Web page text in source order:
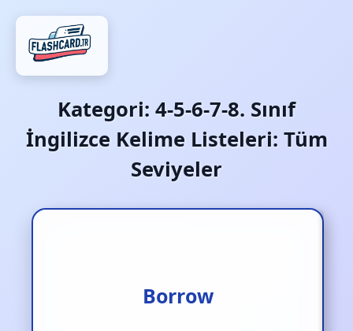
Kategori: 4-5-6-7-8. Sınıf
İngilizce Kelime Listeleri: Tüm
Seviyeler
Borrow
Ödünç almak